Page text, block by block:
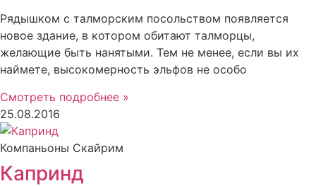
Рядышком с талморским посольством появляется
новое здание, в котором обитают талморцы,
желающие быть нанятыми. Тем не менее, если вы их
наймете, высокомерность эльфов не особо
Смотреть подробнее »
25.08.2016
Компаньоны Скайрим
Капринд